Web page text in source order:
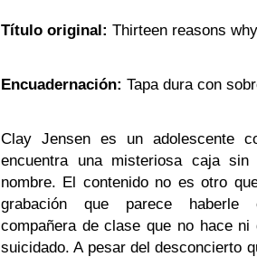
Título original: Thirteen reasons
Encuadernación: Tapa dura con
Clay Jensen es un adolescente
encuentra una misteriosa caja
nombre. El contenido no es otro
grabación que parece haberle
compañera de clase que no hace
suicidado. A pesar del desconcierto